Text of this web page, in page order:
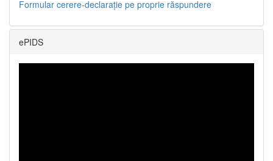
Formular cerere-declarație pe proprie răspundere
ePIDS